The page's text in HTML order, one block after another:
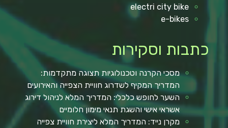
electri city bike
e-bikes
כתבות וסקירות
מסכי הקרנה וטכנולוגיות תצוגה מתקדמות:
המדריך המקיף לשדרוג חוויית הצפייה והאירועים
השער לחופש כלכלי: המדריך המלא לניהול דירוג
אשראי אישי והשגת תנאי מימון חלומיים
מקרן נייד: המדריך המלא ליצירת חוויית צפייה